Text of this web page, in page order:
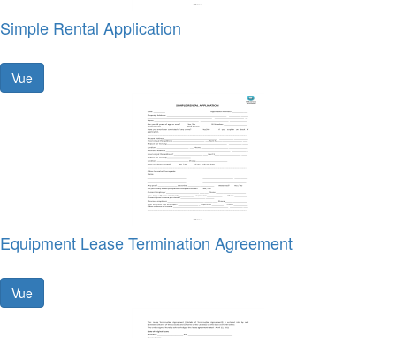
Simple Rental Application
Vue
Equipment Lease Termination Agreement
Vue